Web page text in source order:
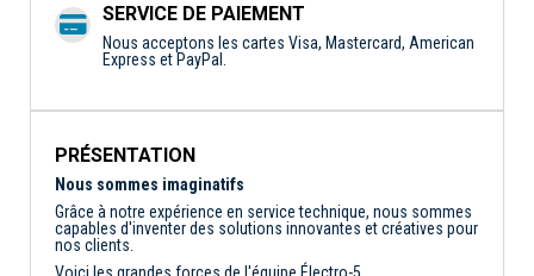
SERVICE DE PAIEMENT
Nous acceptons les cartes Visa, Mastercard, American
Express et PayPal.
PRÉSENTATION
Nous sommes imaginatifs
Grâce à notre expérience en service technique, nous sommes
capables d'inventer des solutions innovantes et créatives pour
nos clients.